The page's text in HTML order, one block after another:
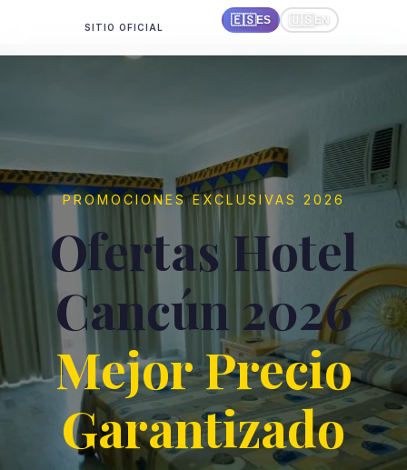
SITIO OFICIAL 🇪🇸ES 🇺🇸 EN
PROMOCIONES EXCLUSIVAS 2026
Ofertas Hotel
Cancún 2026
Mejor Precio
Garantizado